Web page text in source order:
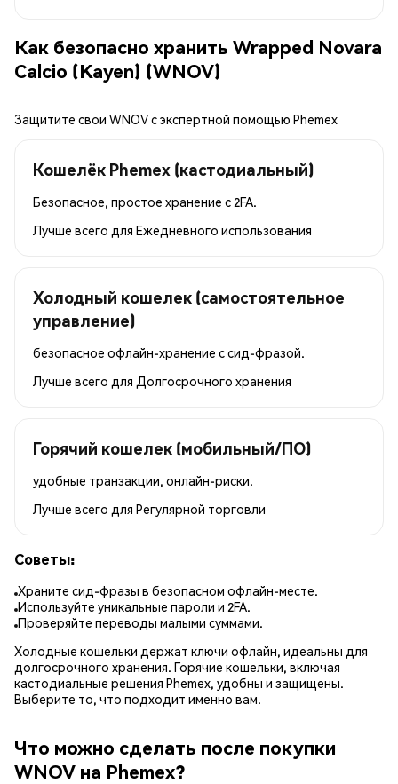
Как безопасно хранить Wrapped Novara
Calcio (Kayen) (WNOV)
Защитите свои WNOV с экспертной помощью Phemex
Кошелёк Phemex (кастодиальный)
Безопасное, простое хранение с 2FA.
Лучше всего для Ежедневного использования
Холодный кошелек (самостоятельное
управление)
безопасное офлайн-хранение с сид-фразой.
Лучше всего для Долгосрочного хранения
Горячий кошелек (мобильный/ПО)
удобные транзакции, онлайн-риски.
Лучше всего для Регулярной торговли
Советы:
Храните сид-фразы в безопасном офлайн-месте.
Используйте уникальные пароли и 2FA.
Проверяйте переводы малыми суммами.
Холодные кошельки держат ключи офлайн, идеальны для
долгосрочного хранения. Горячие кошельки, включая
кастодиальные решения Phemex, удобны и защищены.
Выберите то, что подходит именно вам.
Что можно сделать после покупки
WNOV на Phemex?